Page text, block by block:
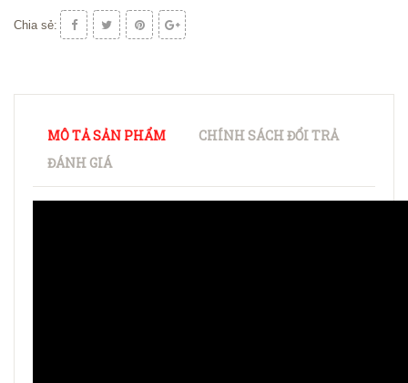
Chia sẻ:
MÔ TẢ SẢN PHẨM
CHÍNH SÁCH ĐỔI TRẢ
ĐÁNH GIÁ